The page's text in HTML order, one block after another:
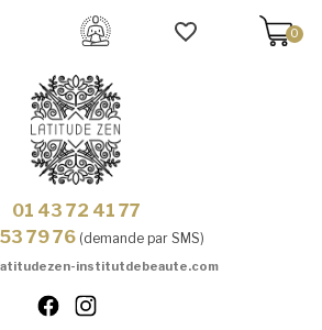
0
01 43 72 41 77
79 76 (demande par SMS)
institutdebeaute.com